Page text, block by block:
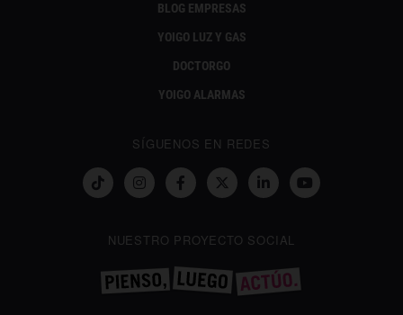
BLOG EMPRESAS
YOIGO LUZ Y GAS
DOCTORGO
YOIGO ALARMAS
SÍGUENOS EN REDES
NUESTRO PROYECTO SOCIAL